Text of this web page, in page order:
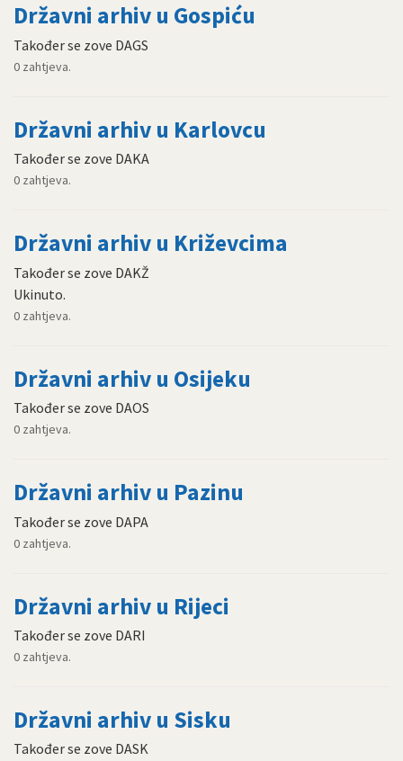
Državni arhiv u Gospiću
Također se zove DAGS
0 zahtjeva.
Državni arhiv u Karlovcu
Također se zove DAKA
0 zahtjeva.
Državni arhiv u Križevcima
Također se zove DAKŽ
Ukinuto.
0 zahtjeva.
Državni arhiv u Osijeku
Također se zove DAOS
0 zahtjeva.
Državni arhiv u Pazinu
Također se zove DAPA
0 zahtjeva.
Državni arhiv u Rijeci
Također se zove DARI
0 zahtjeva.
Državni arhiv u Sisku
Također se zove DASK